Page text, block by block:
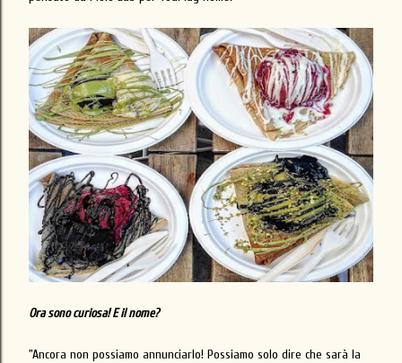
Ora sono curiosa! E il nome?
"Ancora non possiamo annunciarlo! Possiamo solo dire che sarà la